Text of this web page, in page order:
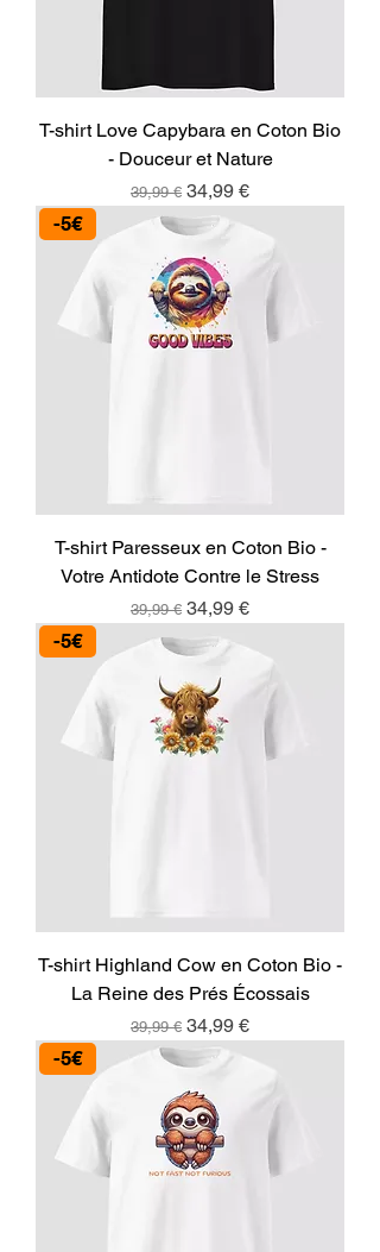
T-shirt Love Capybara en Coton Bio
- Douceur et Nature
Prix original
39,99 € Prix promotionnel
34,99 €
-5€
T-shirt Paresseux en Coton Bio -
Votre Antidote Contre le Stress
Prix original
39,99 € Prix promotionnel
34,99 €
-5€
T-shirt Highland Cow en Coton Bio -
La Reine des Prés Écossais
Prix original
39,99 € Prix promotionnel
34,99 €
-5€